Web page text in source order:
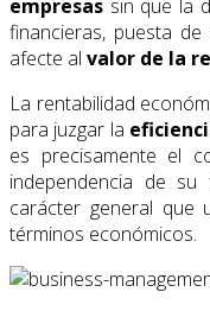
empresas sin que la
financieras, puesta
afecte al valor de la
La rentabilidad
para juzgar la
es precisamente el
independencia de
carácter general que
términos económicos.